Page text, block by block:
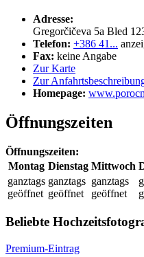
Adresse:
Gregorčičeva 5a Bled
Telefon: +386 41...
Fax: keine Angabe
Zur Karte
Zur
Homepage:
Öffnungszeiten
Öffnungszeiten:
Montag Dienstag Mittwoch
ganztags
geöffnet
ganztags
geöffnet
ganztags
geöffnet
Beliebte
Premium-Eintrag